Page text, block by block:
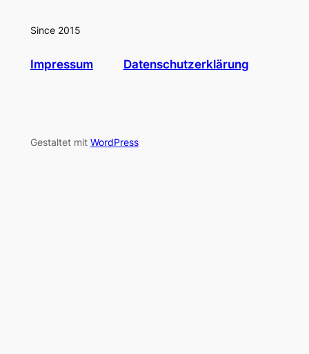
Since 2015
Impressum Datenschutzerklärung
Gestaltet mit WordPress